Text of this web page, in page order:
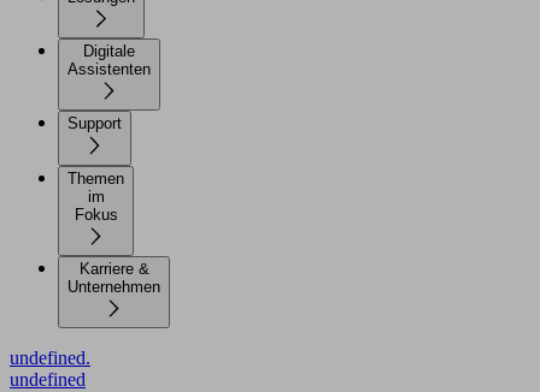
Digitale
Assistenten
Support
Themen
im
Karriere &
Unternehmen
undefined.
undefined